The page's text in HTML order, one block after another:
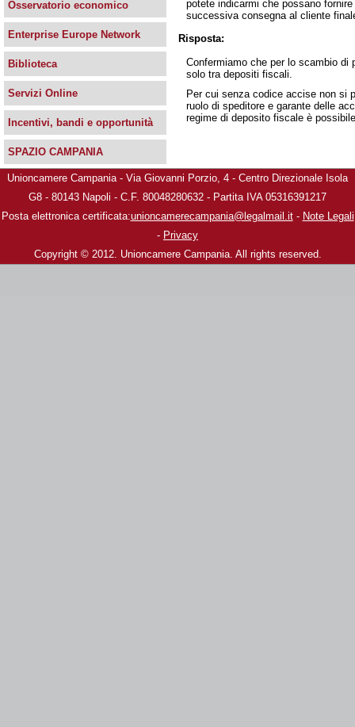
potete indicarmi che possano
successiva consegna al cliente
Risposta:
Confermiamo che per lo scambio
solo tra depositi fiscali.
Per cui senza codice accise non si
ruolo di speditore e garante delle
regime di deposito fiscale è
Osservatorio economico
Enterprise Europe Network
Biblioteca
Servizi Online
Incentivi, bandi e opportunità
SPAZIO CAMPANIA
Unioncamere Campania - Via Giovanni Porzio, 4 - Centro Direzionale Isola
G8 - 80143 Napoli - C.F. 80048280632 - Partita IVA 05316391217
Posta elettronica certificata:unioncamerecampania@legalmail.it- Note Legali
- Privacy
Copyright © 2012. Unioncamere Campania. All rights reserved.